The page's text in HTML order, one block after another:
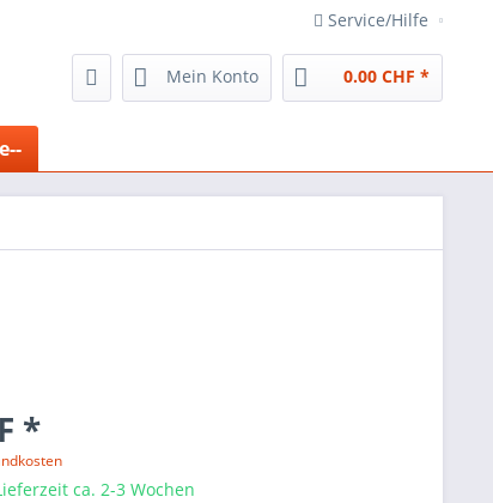
Service/Hilfe
Mein Konto 0.00 CHF *
*
ca. 2-3 Wochen